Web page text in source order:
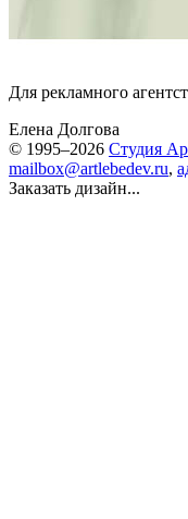
Для рекламного
Елена Долгова
© 1995–2026 Студия
mailbox@artlebedev.ru,
Заказать дизайн...